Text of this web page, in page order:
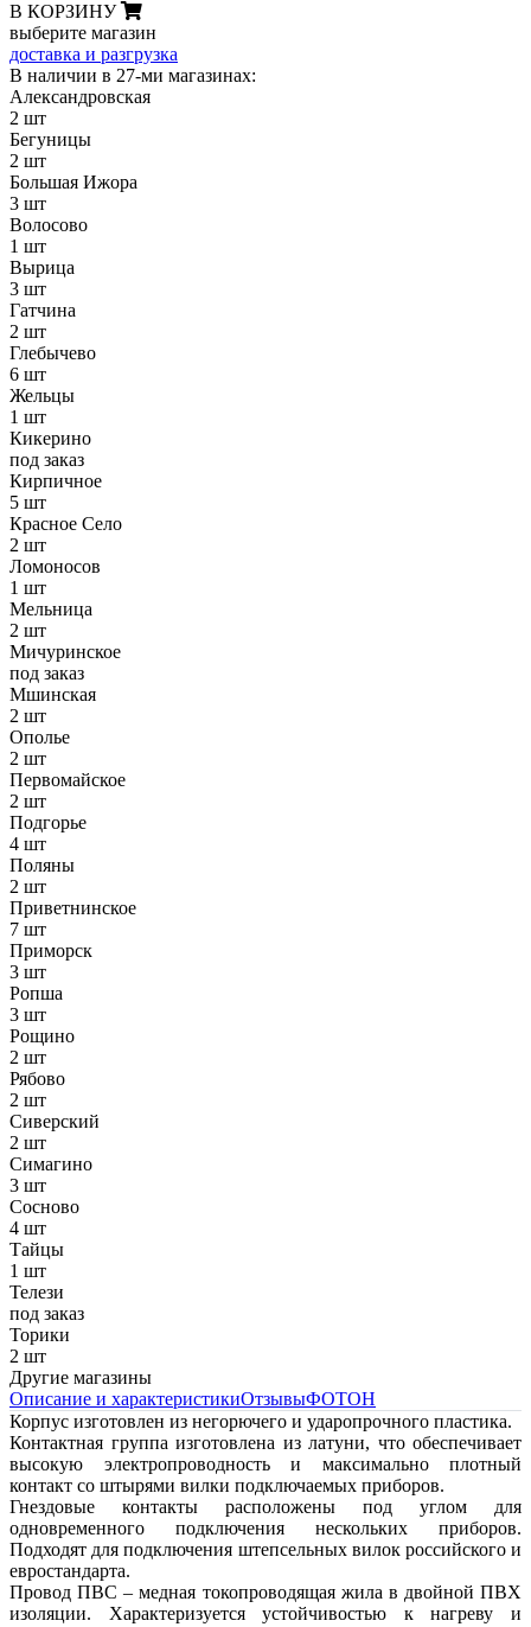
В КОРЗИНУ
выберите магазин
доставка и разгрузка
В наличии в 27-ми магазинах:
Александровская
2 шт
Бегуницы
2 шт
Большая Ижора
3 шт
Волосово
1 шт
Вырица
3 шт
Гатчина
2 шт
Глебычево
6 шт
Жельцы
1 шт
Кикерино
под заказ
Кирпичное
5 шт
Красное Село
2 шт
Ломоносов
1 шт
Мельница
2 шт
Мичуринское
под заказ
Мшинская
2 шт
Ополье
2 шт
Первомайское
2 шт
Подгорье
4 шт
Поляны
2 шт
Приветнинское
7 шт
Приморск
3 шт
Ропша
3 шт
Рощино
2 шт
Рябово
2 шт
Сиверский
2 шт
Симагино
3 шт
Сосново
4 шт
Тайцы
1 шт
Телези
под заказ
Торики
2 шт
Другие магазины
Описание и характеристикиОтзывыФОТОН
Корпус изготовлен из негорючего и ударопрочного пластика.
Контактная группа изготовлена из латуни, что обеспечивает
высокую электропроводность и максимально плотный
контакт со штырями вилки подключаемых приборов.
Гнездовые контакты расположены под углом для
одновременного подключения нескольких приборов.
Подходят для подключения штепсельных вилок российского и
евростандарта.
Провод ПВС – медная токопроводящая жила в двойной ПВХ
изоляции. Характеризуется устойчивостью к нагреву и